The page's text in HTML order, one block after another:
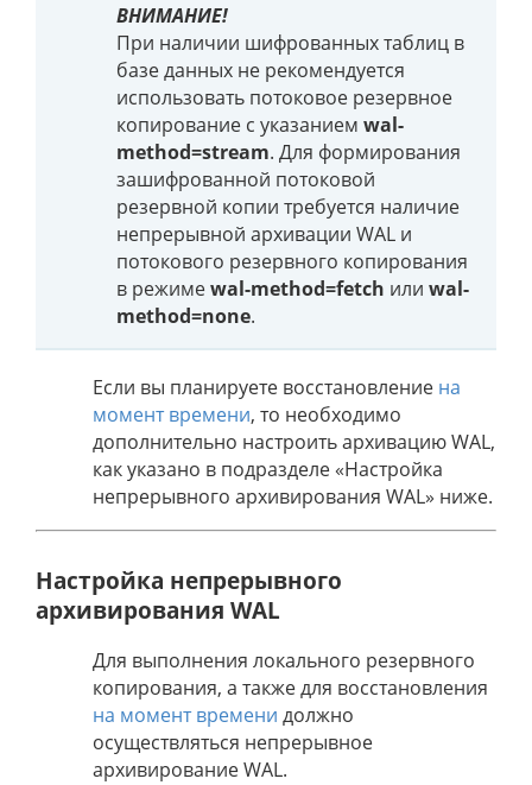
ВНИМАНИЕ!
При наличии шифрованных таблиц в
базе данных не рекомендуется
использовать потоковое резервное
копирование с указанием wal-
method=stream. Для формирования
зашифрованной потоковой
резервной копии требуется наличие
непрерывной архивации WAL и
потокового резервного копирования
в режимеwal-method=fetch или wal-
method=none.
Если вы планируете восстановление на
момент времени, то необходимо
дополнительно настроить архивацию WAL,
как указано в подразделе «Настройка
непрерывного архивирования WAL» ниже.
Настройка непрерывного
архивирования WAL
Для выполнения локального резервного
копирования, а также для восстановления
на момент времени должно
осуществляться непрерывное
архивирование WAL.